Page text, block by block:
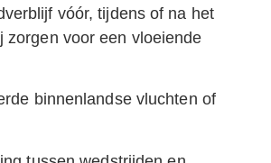
vóór, tijdens of na het
zorgen voor een vloeiende
binnenlandse vluchten of